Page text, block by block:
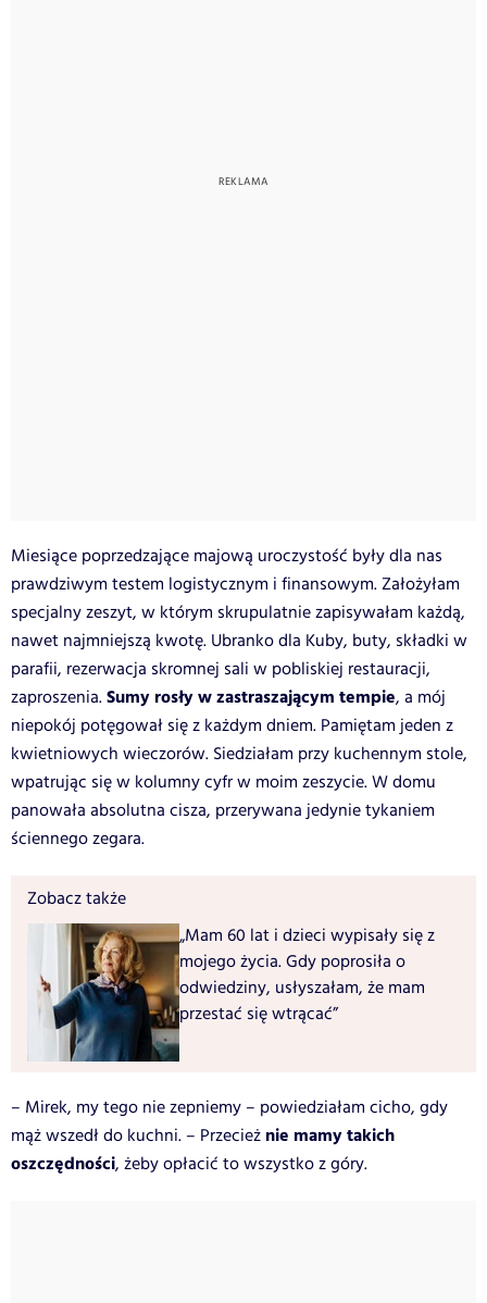
Miesiące poprzedzające majową uroczystość były dla nas
prawdziwym testem logistycznym i finansowym. Założyłam
specjalny zeszyt, w którym skrupulatnie zapisywałam każdą,
nawet najmniejszą kwotę. Ubranko dla Kuby, buty, składki w
parafii, rezerwacja skromnej sali w pobliskiej restauracji,
zaproszenia.Sumy rosły w zastraszającym tempie, a mój
niepokój potęgował się z każdym dniem. Pamiętam jeden z
kwietniowych wieczorów. Siedziałam przy kuchennym stole,
wpatrując się w kolumny cyfr w moim zeszycie. W domu
panowała absolutna cisza, przerywana jedynie tykaniem
ściennego zegara.
Zobacz także
„Mam 60 lat i dzieci wypisały się z
mojego życia. Gdy poprosiła o
odwiedziny, usłyszałam, że mam
przestać się wtrącać”
– Mirek, my tego nie zepniemy – powiedziałam cicho, gdy
mąż wszedł do kuchni. – Przecież nie mamy takich
oszczędności, żeby opłacić to wszystko z góry.